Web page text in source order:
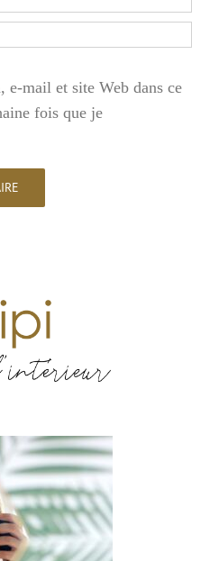
e-mail et site Web dans ce
fois que je